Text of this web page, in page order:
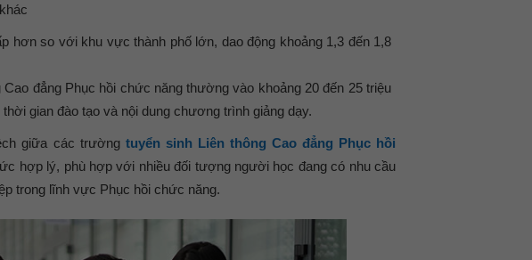
hơn so với khu vực thành phố lớn, dao động khoảng 1,3 đến 1,8
đẳng Phục hồi chức năng thường vào khoảng 20 đến 25 triệu
gian đào tạo và nội dung chương trình giảng dạy.
giữa các trường tuyển sinh Liên thông Cao đẳng Phục hồi
hợp lý, phù hợp với nhiều đối tượng người học đang có nhu cầu
trong lĩnh vực Phục hồi chức năng.